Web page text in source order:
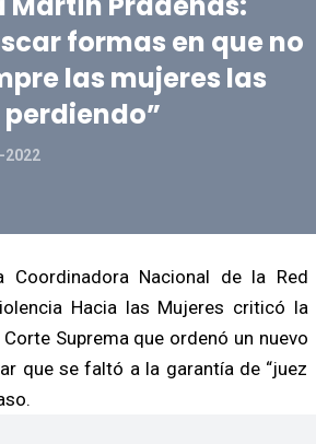
formas en que no
las mujeres las
2022
Coordinadora Nacional de la Red
Hacia las Mujeres criticó la
Suprema que ordenó un nuevo
que se faltó a la garantía de “juez